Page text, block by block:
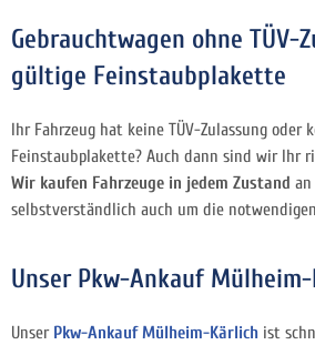
Gebrauchtwagen ohne TÜV-
gültige Feinstaubplakette
Ihr Fahrzeug hat keine TÜV-Zulassung oder
Feinstaubplakette? Auch dann sind wir Ihr
Wir kaufen Fahrzeuge in jedem Zustand
selbstverständlich auch um die
Unser Pkw-Ankauf
Unser Pkw-Ankauf Mülheim-Kärlich ist